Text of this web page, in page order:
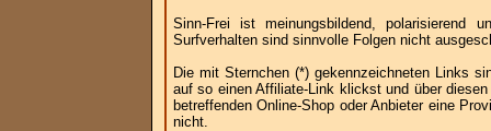
Sinn-Frei ist meinungsbildend, polarisierend
Surfverhalten sind sinnvolle Folgen nicht
Die mit Sternchen (*) gekennzeichneten Links
auf so einen Affiliate-Link klickst und über
betreffenden Online-Shop oder Anbieter eine
nicht.